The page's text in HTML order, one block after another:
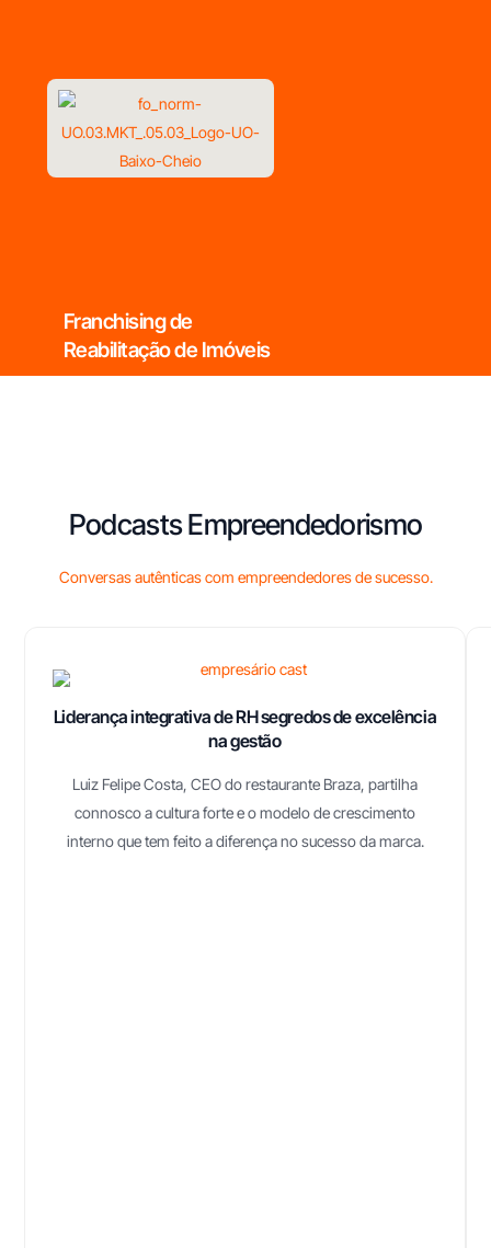
Franchising de
Reabilitação de Imóveis
Podcasts Empreendedorismo
Conversas autênticas com empreendedores de sucesso.
Liderança integrativa de RH segredos de excelência
na gestão
Luiz Felipe Costa, CEO do restaurante Braza, partilha
connosco a cultura forte e o modelo de crescimento
interno que tem feito a diferença no sucesso da marca.